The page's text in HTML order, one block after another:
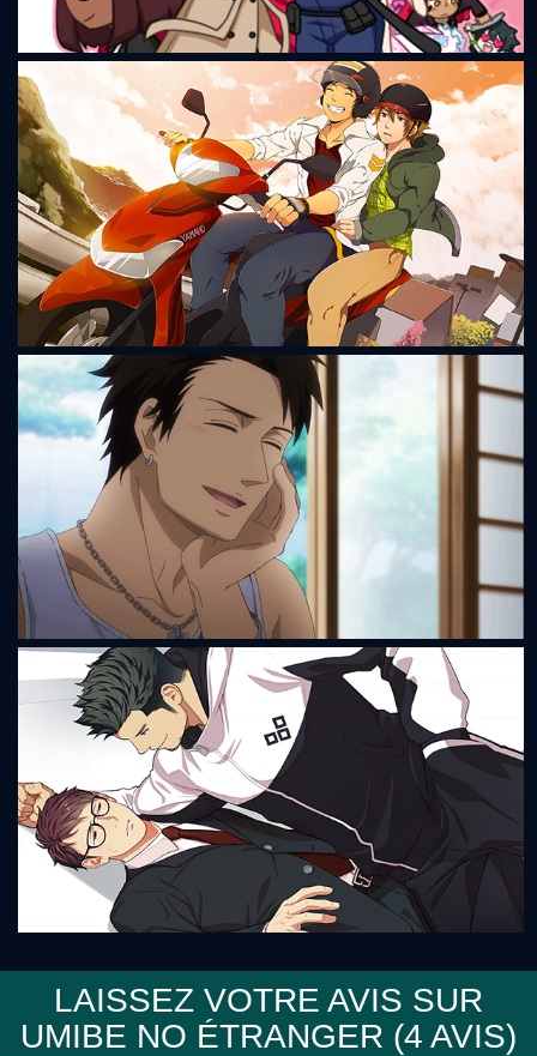
Romance Detective 2
Sleepover
Saezuru Tori wa Habatakanai - Don't stay gold
LAISSEZ VOTRE AVIS SUR
UMIBE NO ÉTRANGER (4 AVIS)